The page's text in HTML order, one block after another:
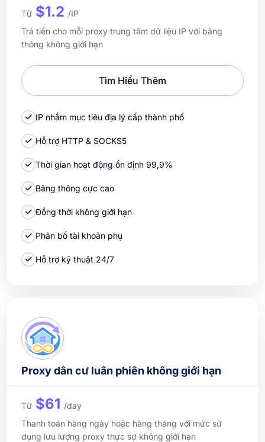
Từ $1.2 /IP
Trả tiền cho mỗi proxy trung tâm dữ liệu IP với băng
thông không giới hạn
Tìm Hiểu Thêm
IP nhắm mục tiêu địa lý cấp thành phố
Hỗ trợ HTTP & SOCKS5
Thời gian hoạt động ổn định 99,9%
Băng thông cực cao
Đồng thời không giới hạn
Phân bổ tài khoản phụ
Hỗ trợ kỹ thuật 24/7
Proxy dân cư luân phiên không giới hạn
Từ $61 /day
Thanh toán hàng ngày hoặc hàng tháng với mức sử
dụng lưu lượng proxy thực sự không giới hạn